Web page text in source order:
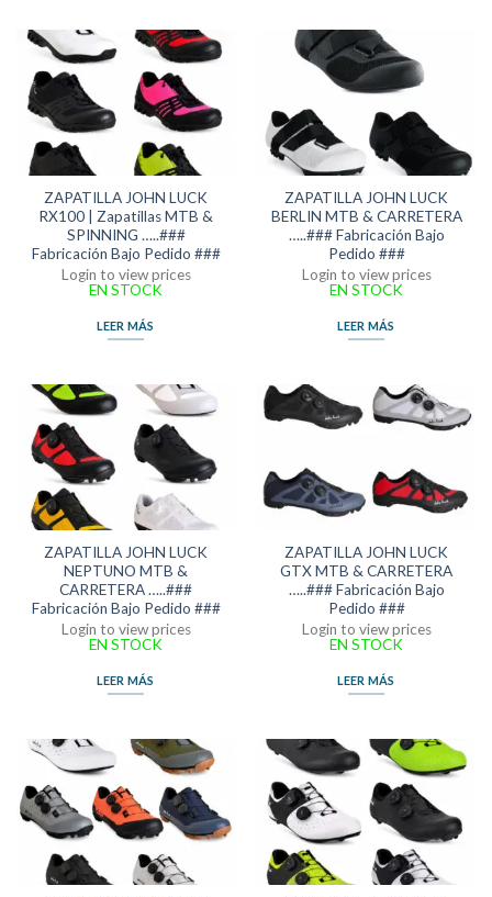
ZAPATILLA JOHN LUCK
RX100 | Zapatillas MTB &
SPINNING …..###
Fabricación Bajo Pedido ###
Login to view prices
EN STOCK
LEER MÁS
ZAPATILLA JOHN LUCK
BERLIN MTB & CARRETERA
…..### Fabricación Bajo
Pedido ###
Login to view prices
EN STOCK
LEER MÁS
ZAPATILLA JOHN LUCK
NEPTUNO MTB &
CARRETERA …..###
Fabricación Bajo Pedido ###
Login to view prices
EN STOCK
LEER MÁS
ZAPATILLA JOHN LUCK
GTX MTB & CARRETERA
…..### Fabricación Bajo
Pedido ###
Login to view prices
EN STOCK
LEER MÁS